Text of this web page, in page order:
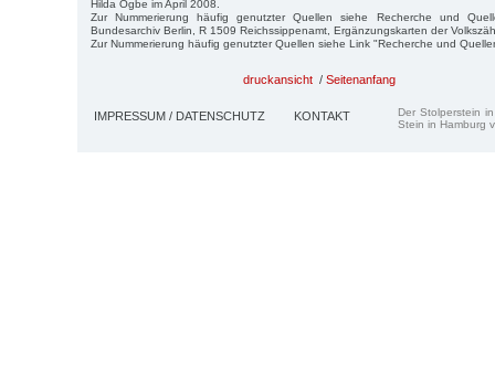
Hilda Ogbe im April 2008.
Zur Nummerierung häufig genutzter Quellen siehe Recherche und
Bundesarchiv Berlin, R 1509 Reichssippenamt, Ergänzungskarten der
Zur Nummerierung häufig genutzter Quellen siehe Link "Recherche und
druckansicht / Seitenanfang
IMPRESSUM / DATENSCHUTZ KONTAKT
Der Stolperstein
Stein in Hamburg